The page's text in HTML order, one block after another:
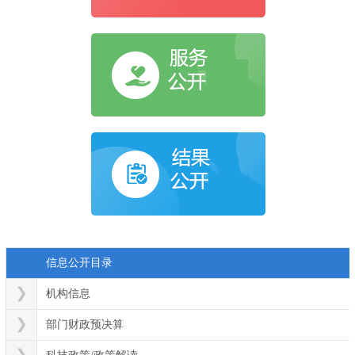
信息公开目录
机构信息
部门财政预决算